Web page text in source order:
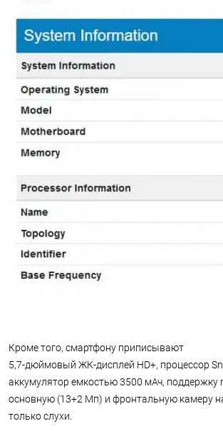
Кроме того, смартфону приписывают
5,7-дюймовый ЖК-дисплей HD+, процессор
аккумулятор емкостью 3500 мАч, поддержку
основную (13+2 Мп) и фронтальную камеру
только слухи.